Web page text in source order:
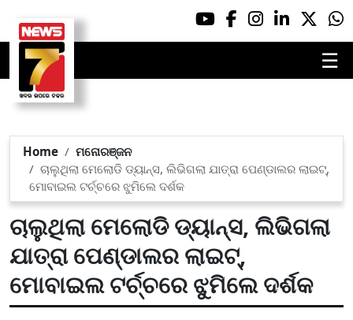
☰
Home
ମନୋରଞ୍ଜନ
ଚାଲୁଥିଲା ମେଲୋଡି ଡ୍ୟାନ୍ସ, ଲିଭିଗଲା ଯାତ୍ରା ପେଣ୍ଡାଲର ଲାଇଟ୍,
ମୋବାଇଲ ଟର୍ଚ୍ଚରେ ଝୁମିଲେ ଦର୍ଶକ
ଚାଲୁଥିଲା ମେଲୋଡି ଡ୍ୟାନ୍ସ, ଲିଭିଗଲା
ଯାତ୍ରା ପେଣ୍ଡାଲର ଲାଇଟ୍,
ମୋବାଇଲ ଟର୍ଚ୍ଚରେ ଝୁମିଲେ ଦର୍ଶକ